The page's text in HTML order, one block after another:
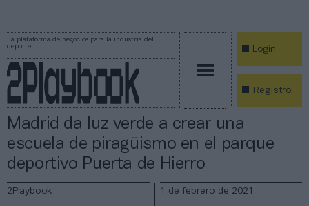
La plataforma de negocios para la industria del
deporte
Login
Registro
Madrid da luz verde a crear una
escuela de piragüismo en el parque
deportivo Puerta de Hierro
2Playbook 1 de febrero de 2021